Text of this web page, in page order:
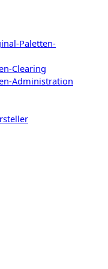
Paletten-
Clearing
Administration